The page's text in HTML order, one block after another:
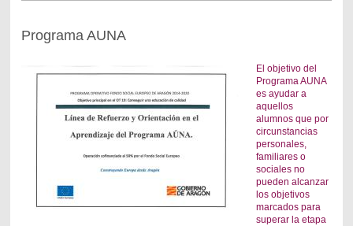
Programa AUNA
El objetivo del
Programa AUNA
es ayudar a
aquellos
alumnos que por
circunstancias
personales,
familiares o
sociales no
pueden alcanzar
los objetivos
marcados para
superar la etapa